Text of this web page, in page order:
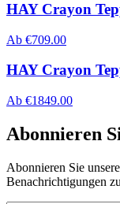
HAY Crayon
Ab €709.00
HAY Crayon
Ab €1849.00
Abonnieren
Abonnieren Sie
Benachrichtigungen